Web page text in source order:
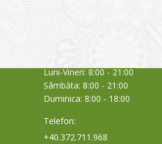
Luni-Vineri: 8:00 - 21:00
Sâmbăta: 8:00 - 21:00
Duminica: 8:00 - 18:00
Telefon:
+40.372.711.968